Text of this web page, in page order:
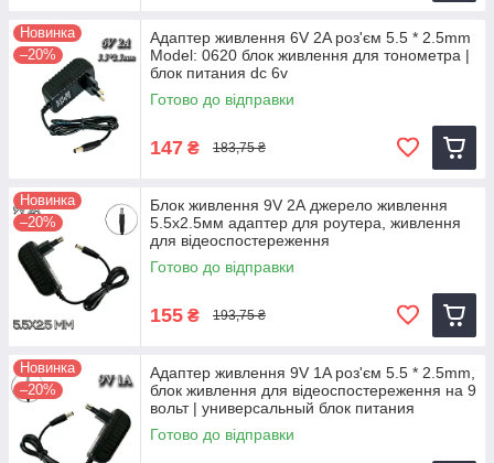
Новинка
–20%
Адаптер живлення 6V 2A роз'єм 5.5 * 2.5mm
Model: 0620 блок живлення для тонометра |
блок питания dc 6v
Готово до відправки
147 ₴ 183,75 ₴
Новинка
–20%
Блок живлення 9V 2А джерело живлення
5.5х2.5мм адаптер для роутера, живлення
для відеоспостереження
Готово до відправки
155 ₴ 193,75 ₴
Новинка
–20%
Адаптер живлення 9V 1A роз'єм 5.5 * 2.5mm,
блок живлення для відеоспостереження на 9
вольт | универсальный блок питания
Готово до відправки